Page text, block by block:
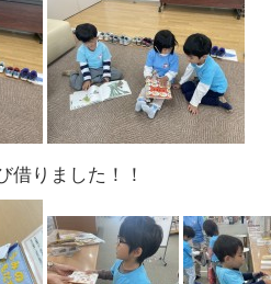
借りました！！